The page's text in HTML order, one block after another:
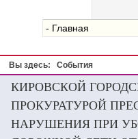
Вы здесь: События
КИРОВСКОЙ
ПРОКУРАТУРОЙ
НАРУШЕНИЯ ПРИ